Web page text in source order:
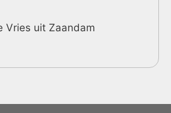
Vries uit Zaandam